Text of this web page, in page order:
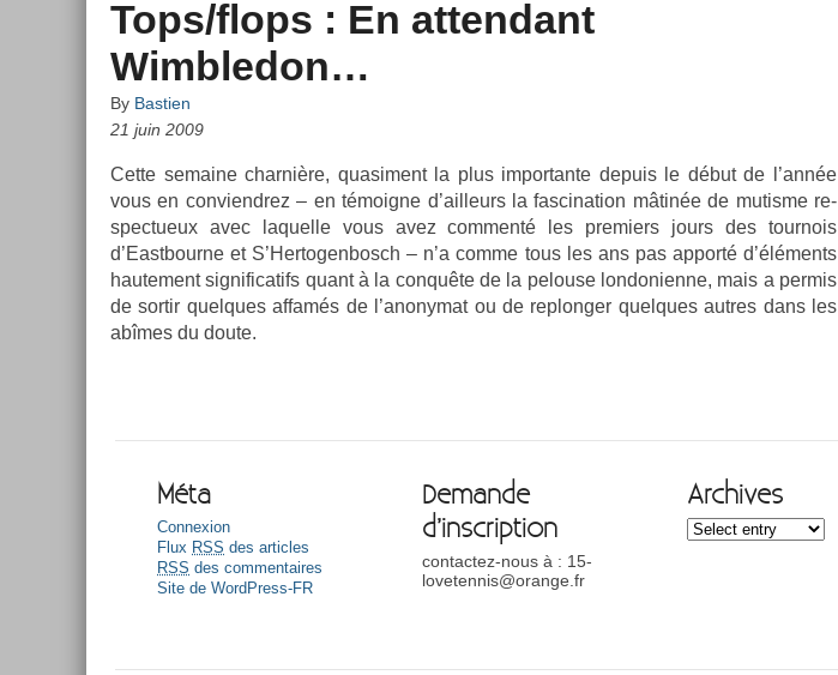
Tops/flops : En attendant
Wimbledon…
By Bastien
21 juin 2009
Cette semaine char­nière, quasi­ment la plus im­por­tante de­puis le début de l’année
vous en con­viendrez – en témoig­ne d’ail­leurs la fas­cina­tion mâtinée de mutis­me re­
spec­tueux avec laquel­le vous avez com­menté les pre­mi­ers jours des tour­nois
d’Eastbour­ne et S’Her­togen­bosch – n’a comme tous les ans pas ap­porté d’éléments
haute­ment sig­nificatifs quant à la conquête de la pelouse lon­donien­ne, mais a per­mis
de sor­tir quel­ques affamés de l’anonymat ou de re­plong­er quel­ques aut­res dans les
abîmes du doute.
Méta
Connexion
Flux RSS des articles
RSS des commentaires
Site de WordPress-FR
Demande
d’inscription
contactez-nous à : 15-
lovetennis@orange.fr
Archives